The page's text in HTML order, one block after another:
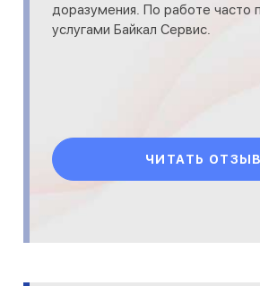
доразумения. По работе часто
услугами Байкал Сервис.
ЧИТАТЬ ОТЗЫВ